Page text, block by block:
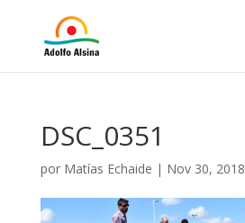
DSC_0351
por Matías Echaide | Nov 30, 2018